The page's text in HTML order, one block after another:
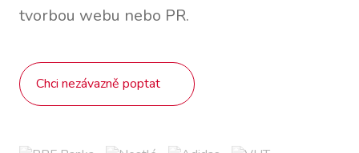
tvorbou webu nebo PR.
Chci nezávazně poptat